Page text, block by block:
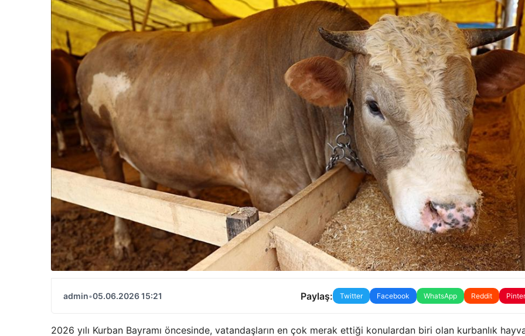
admin•05.06.2026 15:21 Paylaş: Twitter Facebook WhatsApp Reddit
2026 yılı Kurban Bayramı öncesinde, vatandaşların en çok merak ettiği konulardan biri olan kurbanlık